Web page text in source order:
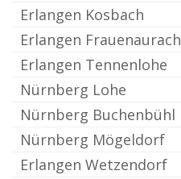
Erlangen Kosbach
Erlangen Frauenaurach
Erlangen Tennenlohe
Nürnberg Lohe
Nürnberg Buchenbühl
Nürnberg Mögeldorf
Erlangen Wetzendorf